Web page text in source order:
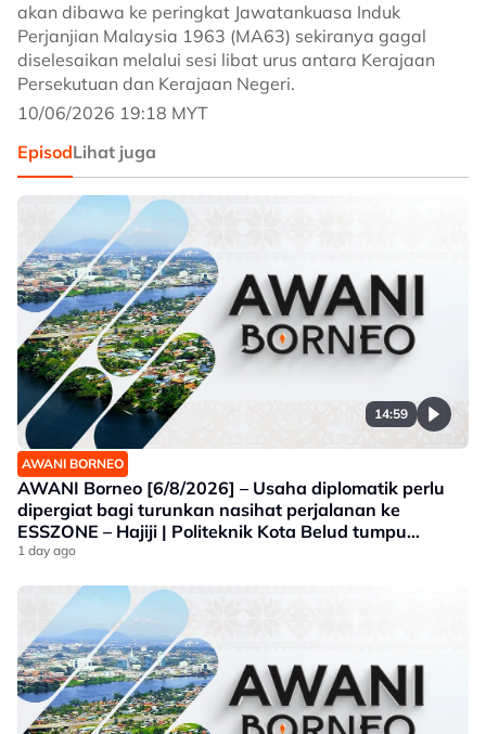
akan dibawa ke peringkat Jawatankuasa Induk
Perjanjian Malaysia 1963 (MA63) sekiranya gagal
diselesaikan melalui sesi libat urus antara Kerajaan
Persekutuan dan Kerajaan Negeri.
10/06/2026 19:18 MYT
EpisodLihat juga
14:59
AWANI BORNEO
AWANI Borneo [6/8/2026] – Usaha diplomatik perlu
dipergiat bagi turunkan nasihat perjalanan ke
ESSZONE – Hajiji | Politeknik Kota Belud tumpu
bidang selaras keperluan industri Sabah |
produk tempatan
1 day ago